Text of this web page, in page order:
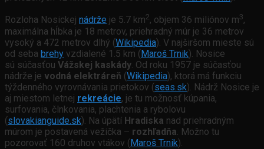
Rozloha Nosickej nádrže je 5.7 km2, objem 36 miliónov m3,
maximálna hĺbka je 18 metrov, priehradný múr je 36 metrov
vysoký a 472 metrov dlhý (Wikipedia). V najširšom mieste sú
od seba brehy vzdialené 1.5 km (Maroš Trnik). Nosice
sú súčasťou Vážskej kaskády . Od roku 1957 je súčasťou
nádrže je vodná elektráreň (Wikipedia), ktorá má funkciu
týždenného vyrovnávania prietokov (seas.sk). Nádrž Nosice je
aj miestom letnej rekreácie, je tu možnosť kúpania,
surfovania, člnkovania, plachtenia a rybolovu
(slovakianguide.sk). Na úpätí Hradiska nad priehradným
múrom je postavená vežička – rozhľadňa . Možno tu
pozorovať 160 druhov vtákov (Maroš Trnik).